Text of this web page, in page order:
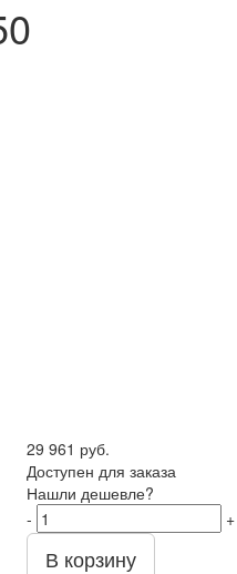
29 961 руб.
Доступен для заказа
Нашли дешевле?
-
+
В корзину